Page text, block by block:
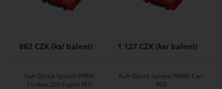
862 CZK 1 127 CZK
Kufr Qbrick System PRIME
Toolbox 250 Expert RED
Kufr Qbrick System PRIME Cart
RED